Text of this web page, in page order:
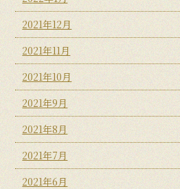
2021年12月
2021年11月
2021年10月
2021年9月
2021年8月
2021年7月
2021年6月